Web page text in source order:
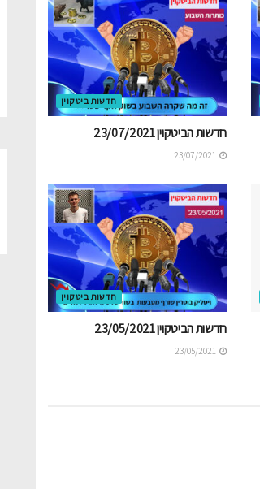
חדשות ביטקוין
חדשות הביטקוין 23/07/2021
חדשות ביטקוין
חדשות הביטקוין 23/05/2021